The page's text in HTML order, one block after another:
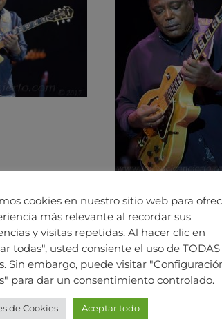
cookies en nuestro sitio web para
más relevante al recordar sus
y visitas repetidas. Al hacer clic en
todas", usted consiente el uso de TODAS
Sin embargo, puede visitar
para dar un consentimiento controlado.
de Cookies Aceptar todo